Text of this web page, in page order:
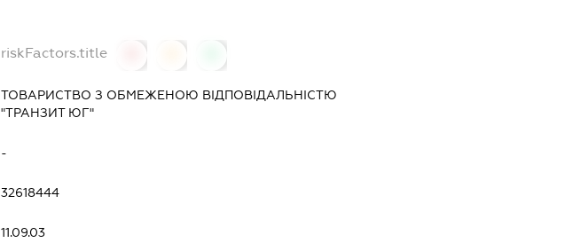
riskFactors.title
ТОВАРИСТВО З ОБМЕЖЕНОЮ ВІДПОВІДАЛЬНІСТЮ
"ТРАНЗИТ ЮГ"
-
32618444
11.09.03